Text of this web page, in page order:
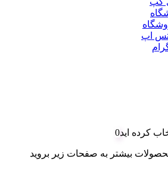
اپ
کرده اید0
بیشتر به صفحات زیر بروید